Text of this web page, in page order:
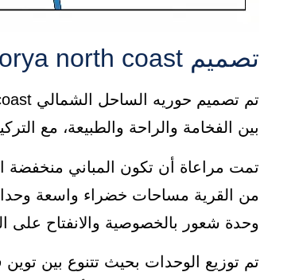
تصميم horya north coast
بين الفخامة والراحة والطبيعة، مع
من القرية مساحات خضراء واسعة
وحدة شعور بالخصوصية والانفتاح على
تم توزيع الوحدات بحيث تتنوع بين